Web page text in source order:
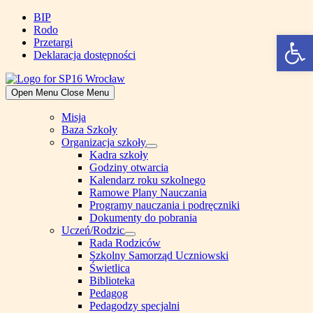
Skip
content
BIP
Rodo
Przetargi
Deklaracja dostępności
Open Menu Close Menu
Misja
Baza Szkoły
Organizacja szkoły
Show
sub
menu
Kadra szkoły
Godziny otwarcia
Kalendarz roku szkolnego
Ramowe Plany Nauczania
Programy nauczania i podręczniki
Dokumenty do pobrania
Uczeń/Rodzic
Show
sub
menu
Rada Rodziców
Szkolny Samorząd Uczniowski
Świetlica
Biblioteka
Pedagog
Pedagodzy specjalni